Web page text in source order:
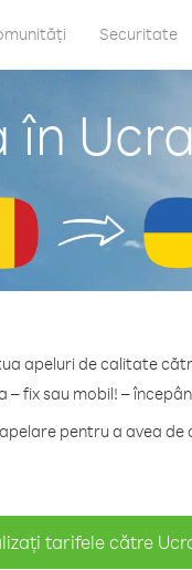
Securitate
apeluri de calitate
fix sau mobil! –
pentru a avea
tarifele către